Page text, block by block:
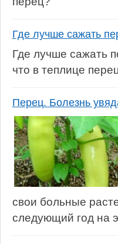
Где лучше сажать
Где лучше сажать
что в теплице
Перец. Болезнь
свои больные
следующий год на